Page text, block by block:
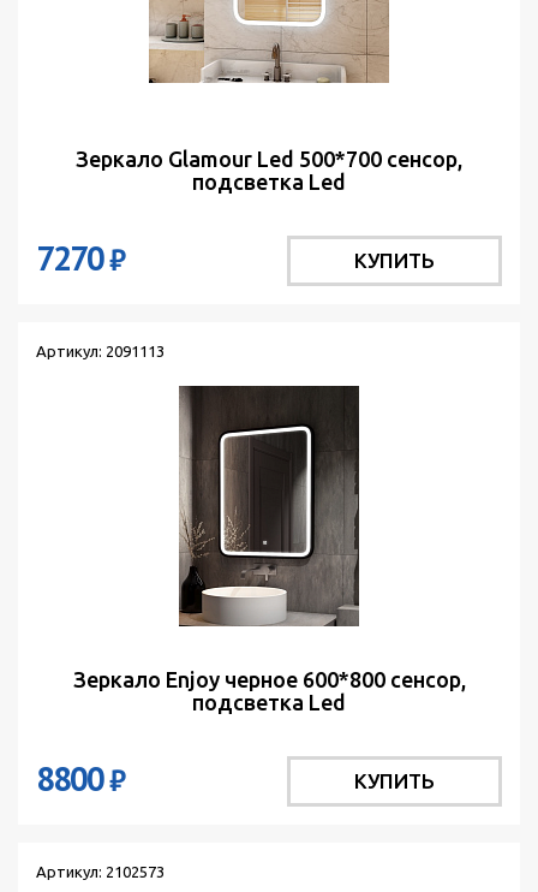
Зеркало Glamour Led 500*700 сенсор,
подсветка Led
7270₽ КУПИТЬ
Артикул: 2091113
Зеркало Enjoy черное 600*800 сенсор,
подсветка Led
8800₽ КУПИТЬ
Артикул: 2102573